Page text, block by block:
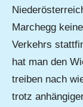
Marchegg
Verkehrs
hat man den
treiben nach
trotz